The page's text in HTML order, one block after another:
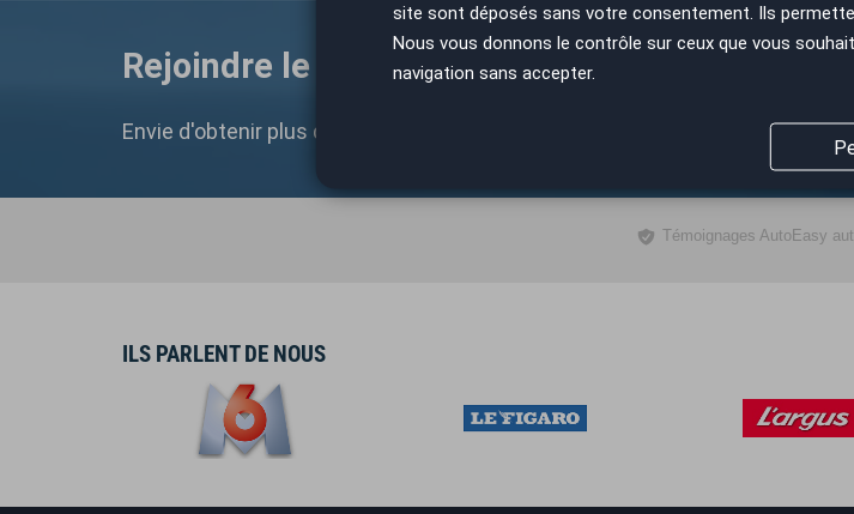
Rejoindre le réseau AutoEasy
Envie d'obtenir plus d'informations sur notre réseau ?
ILS PARLENT DE NOUS
site sont déposés sans votre consentement. Ils
Nous vous donnons le contrôle sur ceux que vous
navigation sans accepter.